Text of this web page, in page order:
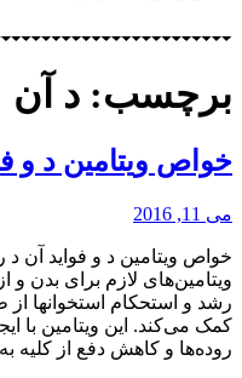
برچسب: د آن
خواص ویتامین د و
می 11, 2016
خواص ویتامین د و فواید آن د
ویتامین‌های لازم برای بدن
رشد و استحکام استخوانها
کمک می‌کند. این ویتامین با
روده‌ها و کاهش دفع از کلیه